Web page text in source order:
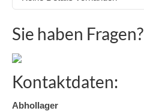
Sie haben Fragen?
Kontaktdaten:
Abhollager